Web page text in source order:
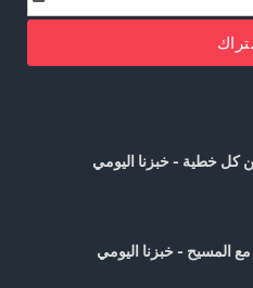
من كل خطية - خبزنا اليومي
مع المسيح - خبزنا اليومي